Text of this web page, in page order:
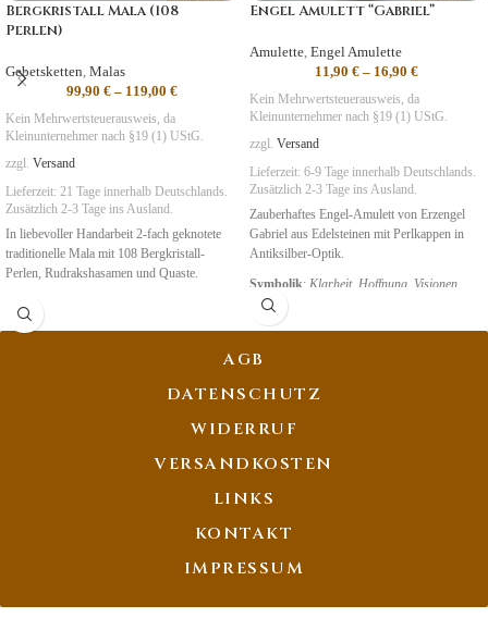
Bergkristall Mala (108
Perlen)
Gebetsketten, Malas
99,90 € – 119,00 €
Kein Mehrwertsteuerausweis, da
Kleinunternehmer nach §19 (1) UStG.
zzgl. Versand
Lieferzeit: 21 Tage innerhalb Deutschlands.
Zusätzlich 2-3 Tage ins Ausland.
In liebevoller Handarbeit 2-fach geknotete
traditionelle Mala mit 108 Bergkristall-
Perlen, Rudrakshasamen und Quaste.
Engel Amulett “Gabriel”
Amulette, Engel Amulette
11,90 €– 16,90 €
Kein Mehrwertsteuerausweis, da
Kleinunternehmer nach §19 (1) UStG.
zzgl. Versand
Lieferzeit: 6-9 Tage innerhalb Deutschlands.
Zusätzlich 2-3 Tage ins Ausland.
Zauberhaftes Engel-Amulett von Erzengel
Gabriel aus Edelsteinen mit Perlkappen in
Antiksilber-Optik.
Symbolik: Klarheit, Hoffnung, Visionen
AGB
DATENSCHUTZ
WIDERRUF
VERSANDKOSTEN
LINKS
KONTAKT
IMPRESSUM